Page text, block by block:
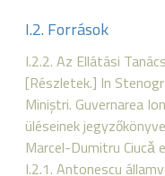
I.2. Források
I.2.2. Az Ellátási
[Részletek.] In
Miniştri. Guvernarea
üléseinek
Marcel-Dumitru Ciucǎ
I.2.1. Antonescu